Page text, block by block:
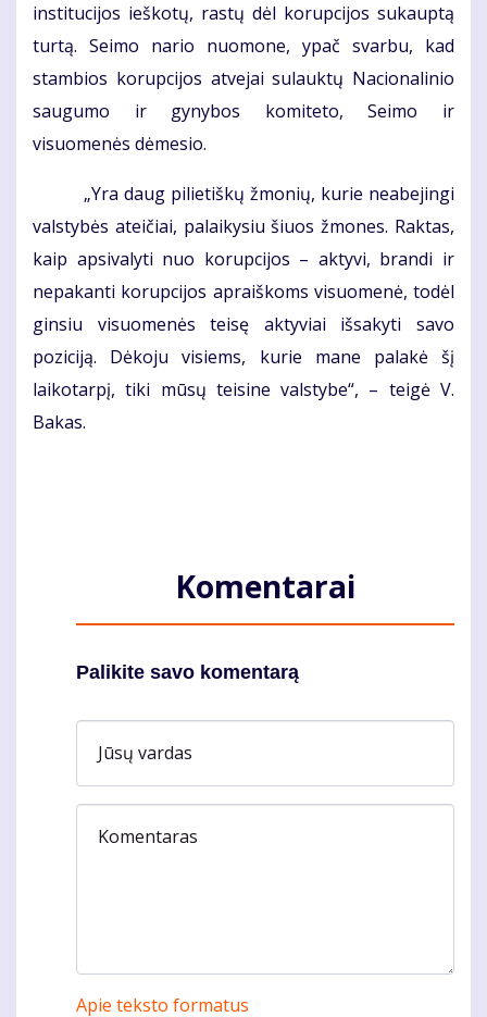
institucijos ieškotų, rastų dėl korupcijos sukauptą
turtą. Seimo nario nuomone, ypač svarbu, kad
stambios korupcijos atvejai sulauktų Nacionalinio
saugumo ir gynybos komiteto, Seimo ir
visuomenės dėmesio.
„Yra daug pilietiškų žmonių, kurie neabejingi
valstybės ateičiai, palaikysiu šiuos žmones. Raktas,
kaip apsivalyti nuo korupcijos – aktyvi, brandi ir
nepakanti korupcijos apraiškoms visuomenė, todėl
ginsiu visuomenės teisę aktyviai išsakyti savo
poziciją. Dėkoju visiems, kurie mane palakė šį
laikotarpį, tiki mūsų teisine valstybe“, – teigė V.
Bakas.
Komentarai
Palikite savo komentarą
Jūsų vardas
Komentaras
Apie teksto formatus